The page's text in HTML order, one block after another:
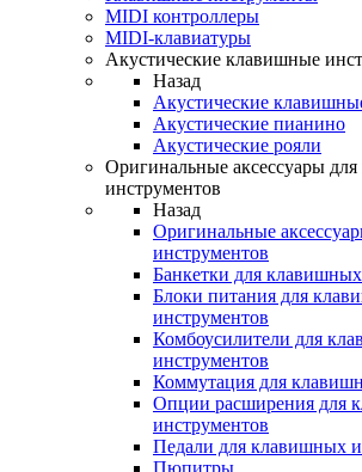
MIDI контроллеры
MIDI-клавиатуры
Акустические клавишные
Назад
Акустические
Акустические пианино
Акустические рояли
Оригинальные аксессуары
инструментов
Назад
Оригинальные
инструментов
Банкетки для
Блоки питания для
инструментов
Комбоусилители для
инструментов
Коммутация для
Опции расширения для
инструментов
Педали для клавишных
Пюпитры